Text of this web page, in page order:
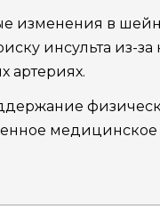
изменения в
инсульта из-
артериях.
медицинское